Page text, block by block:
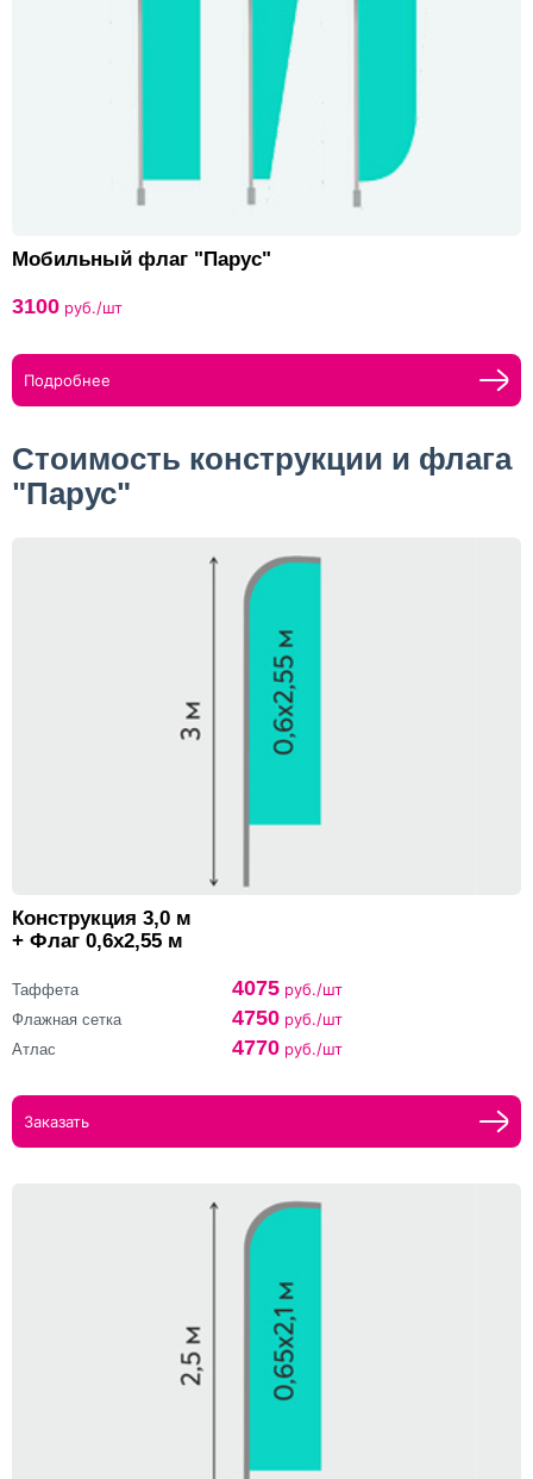
Мобильный флаг "Парус"
3100 руб./шт
Подробнее
Стоимость конструкции и флага
"Парус"
Конструкция 3,0 м
+ Флаг 0,6х2,55 м
Таффета 4075 руб./шт
Флажная сетка 4750 руб./шт
Атлас 4770 руб./шт
Заказать